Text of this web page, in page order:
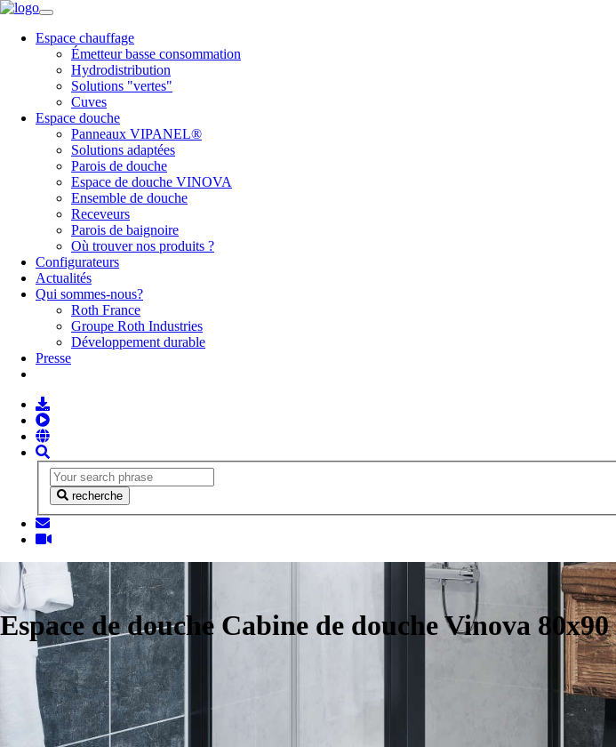
Espace chauffage
Émetteur basse consommation
Hydrodistribution
Solutions "vertes"
Cuves
Espace douche
Panneaux VIPANEL®
Solutions adaptées
Parois de douche
Espace de douche VINOVA
Ensemble de douche
Receveurs
Parois de baignoire
Où trouver nos produits ?
Configurateurs
Actualités
Qui sommes-nous?
Roth France
Groupe Roth Industries
Développement durable
Presse
recherche
Espace de douche Cabine de douche Vinova